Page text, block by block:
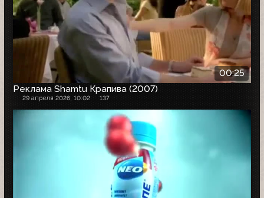
00:25
Реклама Shamtu Крапива (2007)
29 апреля 2026, 10:02 137